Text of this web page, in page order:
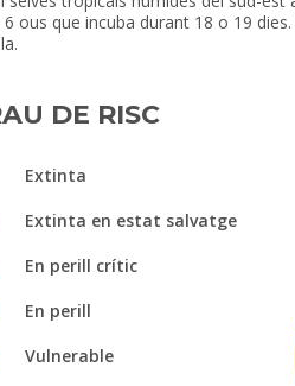
que incuba durant 18 o 19
DE RISC
Extinta
Extinta en estat salvatge
En perill crític
En perill
Vulnerable